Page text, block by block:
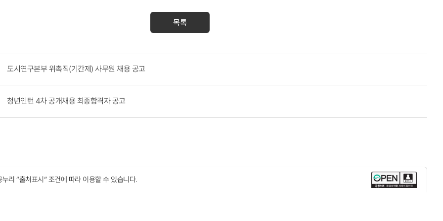
목록
도시연구본부 위촉직(기간제) 사무원 채용 공고
청년인턴 4차 공개채용 최종합격자 공고
누리 “출처표시”조건에 따라 이용할 수 있습니다.